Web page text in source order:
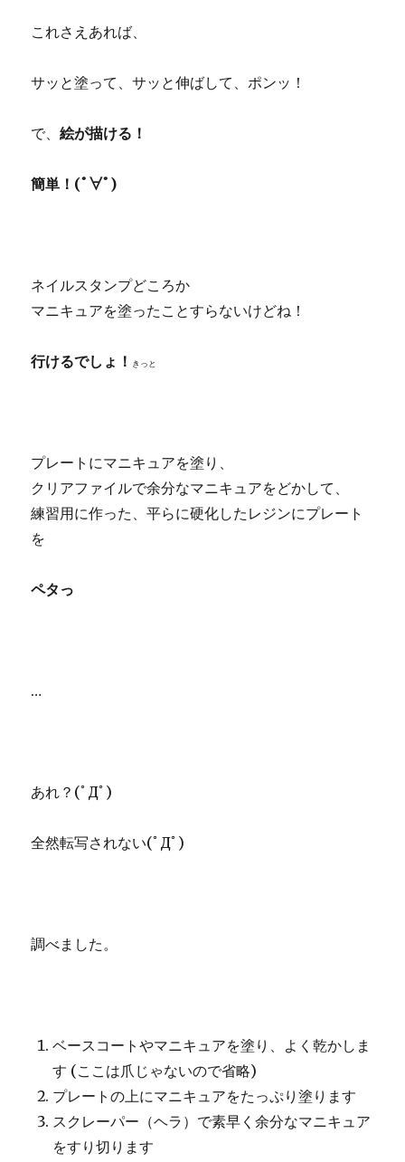
これさえあれば、
サッと塗って、サッと伸ばして、ポンッ！
で、絵が描ける！
簡単！(ﾟ∀ﾟ)
ネイルスタンプどころか
マニキュアを塗ったことすらないけどね！
行けるでしょ！ きっと
プレートにマニキュアを塗り、
クリアファイルで余分なマニキュアをどかして、
練習用に作った、平らに硬化したレジンにプレート
を
ペタっ
…
あれ？(ﾟДﾟ)
全然転写されない(ﾟДﾟ)
調べました。
ベースコートやマニキュアを塗り、よく乾かしま
す (ここは爪じゃないので省略)
プレートの上にマニキュアをたっぷり塗ります
スクレーパー（ヘラ）で素早く余分なマニキュア
をすり切ります